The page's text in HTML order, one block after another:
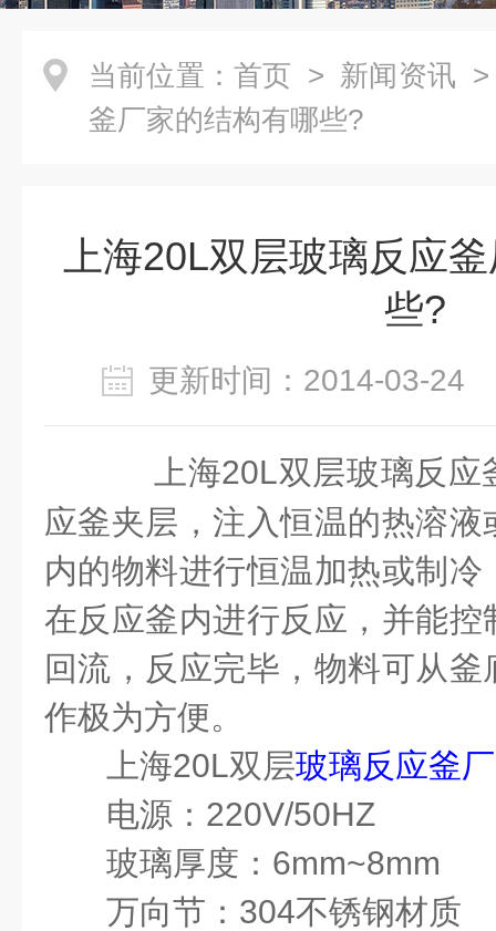
当前位置： 首页 > 新闻资讯
釜厂家的结构有哪些?
上海20L双层玻璃反应
些?
更新时间：2014-03-
上海20L双层玻璃反
应釜夹层，注入恒温的热溶
内的物料进行恒温加热或制
在反应釜内进行反应，并能
回流，反应完毕，物料可从
作极为方便。
上海20L双层玻璃反应釜
电源：220V/50HZ
玻璃厚度：6mm~8mm
万向节：304不锈钢材质